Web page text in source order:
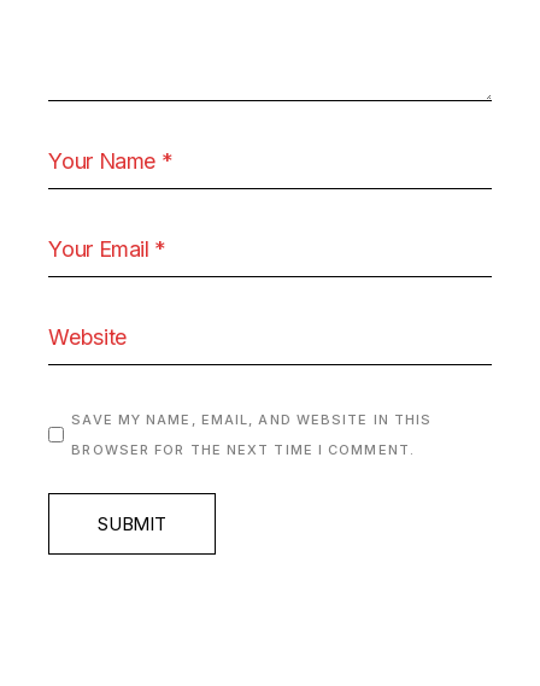
SAVE MY NAME, EMAIL, AND WEBSITE IN THIS
BROWSER FOR THE NEXT TIME I COMMENT.
SUBMIT